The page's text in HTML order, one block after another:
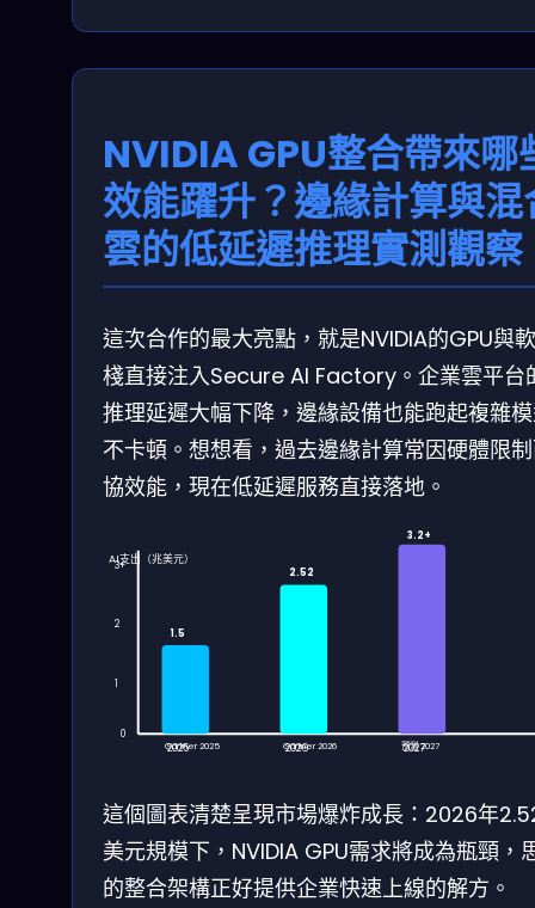
NVIDIA GPU整合帶來哪
效能躍升？邊緣計算與混
雲的低延遲推理實測觀察
這次合作的最大亮點，就是NVIDIA的GPU與
棧直接注入Secure AI Factory。企業雲平台
推理延遲大幅下降，邊緣設備也能跑起複雜
不卡頓。想想看，過去邊緣計算常因硬體限
協效能，現在低延遲服務直接落地。
AI支出（兆美元）
0
1
2
3+
2025 2026 2027
1.5
2.52
3.2+
Gartner 2025 Gartner 2026 預測 2027
這個圖表清楚呈現市場爆炸成長：2026年
美元規模下，NVIDIA GPU需求將成為瓶頸，
的整合架構正好提供企業快速上線的解方。